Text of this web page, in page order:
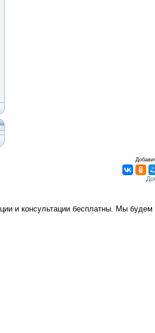
и консультации бесплатны. Мы